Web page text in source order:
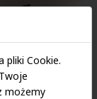
pliki Cookie.
możemy